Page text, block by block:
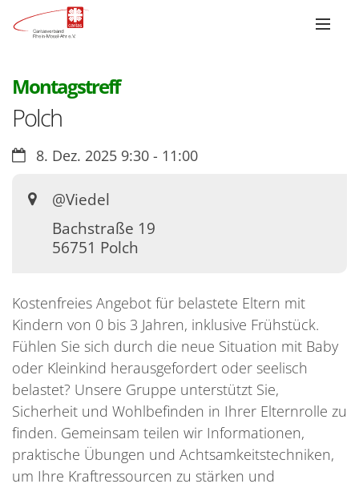
Montagstreff:
Polch
Datum:8. Dez. 2025 9:30 - 11:00
Ort:@Viedel
Bachstraße 19
56751 Polch
Kostenfreies Angebot für belastete Eltern mit
Kindern von 0 bis 3 Jahren, inklusive Frühstück.
Fühlen Sie sich durch die neue Situation mit Baby
oder Kleinkind herausgefordert oder seelisch
belastet? Unsere Gruppe unterstützt Sie,
Sicherheit und Wohlbefinden in Ihrer Elternrolle zu
finden. Gemeinsam teilen wir Informationen,
praktische Übungen und Achtsamkeitstechniken,
um Ihre Kraftressourcen zu stärken und